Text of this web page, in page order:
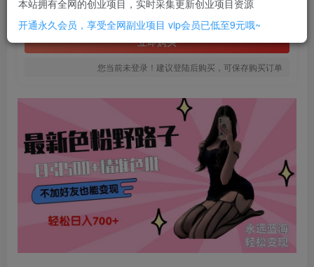
SVIP全站会员 免费
立即购买
您当前未登录！建议登陆后购买，可保存购买订单
本站拥有全网的创业项目，实时采集更新创业项目资源
开通永久会员，享受全网副业项目 vip会员已低至9元哦~